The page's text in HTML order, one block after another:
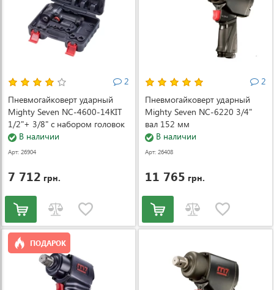
2
Пневмогайковерт ударный
Mighty Seven NC-4600-14KIT
1/2"+ 3/8" с набором головок
(NC-4600-14KIT)
В наличии
Арт: 26904
7 712 грн.
2
Пневмогайковерт ударный
Mighty Seven NC-6220 3/4"
вал 152 мм
В наличии
Арт: 26408
11 765 грн.
ПОДАРОК